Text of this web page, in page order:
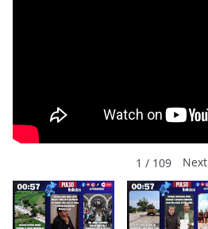
1 / 109 Next